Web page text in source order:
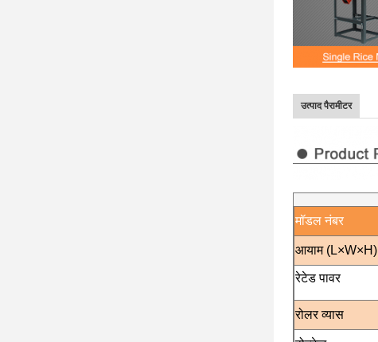
उत्पाद पैरामीटर
मॉडल नंबर
आयाम (L×W×H)
रेटेड पावर
रोलर व्यास